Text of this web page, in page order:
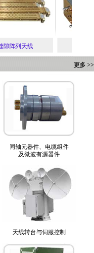
缝隙阵列天线
更多 >>
同轴元器件、电缆组件
及微波有源器件
天线转台与伺服控制